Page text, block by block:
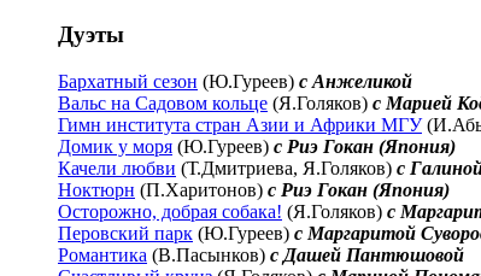
Дуэты
Бархатный сезон (Ю.Гуреев) с Анжеликой
Вальс на Садовом кольце (Я.Голяков) с Марией
Гимн института стран Азии и Африки МГУ
Домик у моря (Ю.Гуреев) с Риэ Гокан (Япония)
Качели любви (Т.Дмитриева, Я.Голяков) с
Ноктюрн (П.Харитонов) с Риэ Гокан (Япония)
Осторожно, добрая собака! (Я.Голяков) с
Перовский парк (Ю.Гуреев) с Маргаритой
Романтика (В.Пасынков) с Дашей Пантюшовой